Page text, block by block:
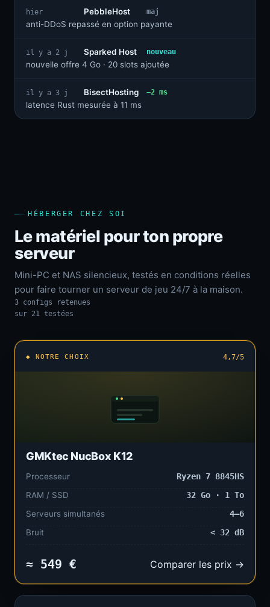
hier
PebbleHost
anti-DDoS repassé en option payante
maj
il y a 2 j
Sparked Host
nouvelle offre 4 Go · 20 slots ajoutée
nouveau
il y a 3 j
BisectHosting
latence Rust mesurée à 11 ms
−2 ms
HÉBERGER CHEZ SOI
Le matériel pour ton propre
serveur
Mini-PC et NAS silencieux, testés en conditions réelles
pour faire tourner un serveur de jeu 24/7 à la maison.
3 configs retenues
sur 21 testées
◆ NOTRE CHOIX 4,7/5
GMKtec NucBox K12
Processeur
Ryzen 7 8845HS
RAM / SSD
32 Go · 1 To
Serveurs simultanés
4–6
Bruit
< 32 dB
≈ 549 € Comparer les prix →